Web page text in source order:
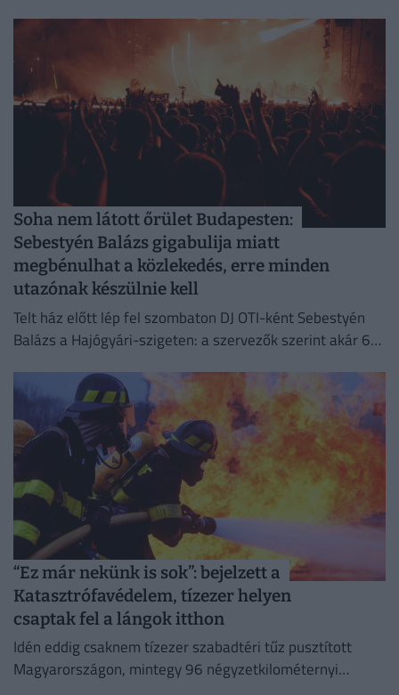
Soha nem látott őrület Budapesten:
Sebestyén Balázs gigabulija miatt
megbénulhat a közlekedés, erre minden
utazónak készülnie kell
Telt ház előtt lép fel szombaton DJ OTI-ként Sebestyén
Balázs a Hajógyári-szigeten: a szervezők szerint akár 65
“Ez már nekünk is sok”: bejelzett a
Katasztrófavédelem, tízezer helyen
csaptak fel a lángok itthon
Idén eddig csaknem tízezer szabadtéri tűz pusztított
Magyarországon, mintegy 96 négyzetkilométernyi